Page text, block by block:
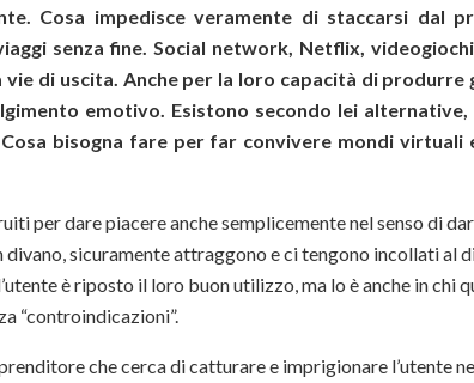
Cosa impedisce veramente di staccarsi dal
senza fine. Social network, Netflix,
di uscita. Anche per la loro capacità di produrre
emotivo. Esistono secondo lei
bisogna fare per far convivere mondi virtuali
per dare piacere anche semplicemente nel senso di
divano, sicuramente attraggono e ci tengono incollati al
è riposto il loro buon utilizzo, ma lo è anche in chi
“controindicazioni”.
che cerca di catturare e imprigionare l’utente